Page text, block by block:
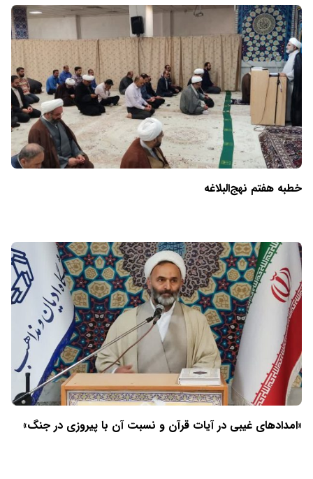
خطبه هفتم نهج‌البلاغه
«امدادهای غیبی در آیات قرآن و نسبت آن با پیروزی در جنگ»